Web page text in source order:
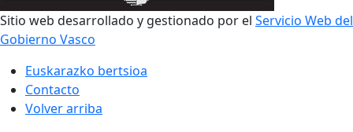
Sitio web desarrollado y gestionado por el Servicio Web del
Gobierno Vasco
Euskarazko bertsioa
Contacto
Volver arriba